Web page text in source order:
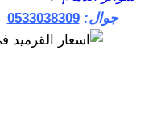
جوال: 0533038309